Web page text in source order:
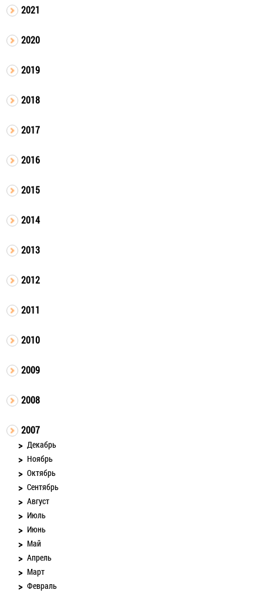
2021
2020
2019
2018
2017
2016
2015
2014
2013
2012
2011
2010
2009
2008
2007
Декабрь
Ноябрь
Октябрь
Сентябрь
Август
Июль
Июнь
Май
Апрель
Март
Февраль